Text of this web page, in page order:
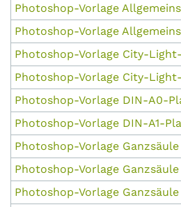
Photoshop-Vorlage
Photoshop-Vorlage
Photoshop-Vorlage City-
Photoshop-Vorlage City-
Photoshop-Vorlage DIN-A0-
Photoshop-Vorlage DIN-A1-
Photoshop-Vorlage Ganzsäule
Photoshop-Vorlage Ganzsäule
Photoshop-Vorlage Ganzsäule